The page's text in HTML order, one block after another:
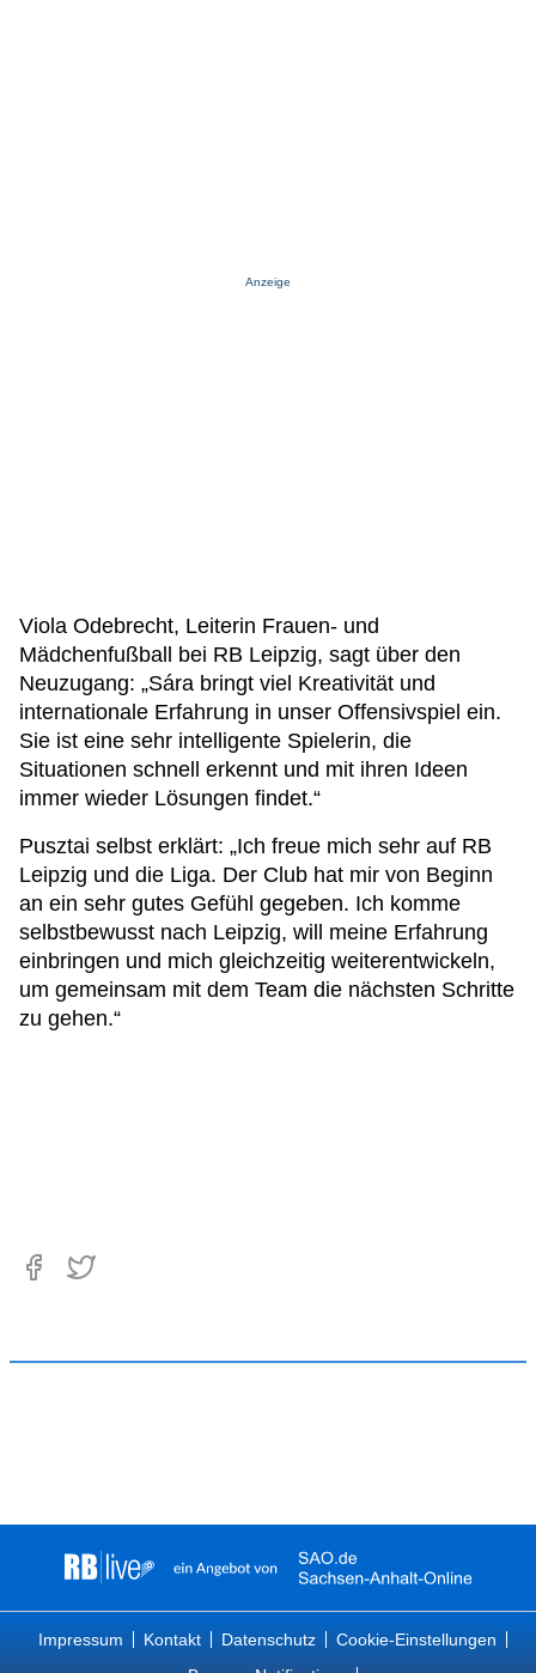
Anzeige
Viola Odebrecht, Leiterin Frauen- und
Mädchenfußball bei RB Leipzig, sagt über den
Neuzugang: „Sára bringt viel Kreativität und
internationale Erfahrung in unser Offensivspiel ein.
Sie ist eine sehr intelligente Spielerin, die
Situationen schnell erkennt und mit ihren Ideen
immer wieder Lösungen findet.“
Pusztai selbst erklärt: „Ich freue mich sehr auf RB
Leipzig und die Liga. Der Club hat mir von Beginn
an ein sehr gutes Gefühl gegeben. Ich komme
selbstbewusst nach Leipzig, will meine Erfahrung
einbringen und mich gleichzeitig weiterentwickeln,
um gemeinsam mit dem Team die nächsten Schritte
zu gehen.“
Impressum Kontakt Datenschutz
Cookie-Einstellungen